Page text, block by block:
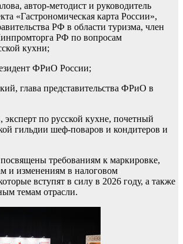
автор-методист и руководитель
«Гастрономическая карта России»,
РФ в области туризма, член
РФ по вопросам
кухни;
ФРиО России;
глава представительства ФРиО в
по русской кухне, почетный
гильдии шеф-поваров и кондитеров и
требованиям к маркировке,
и изменениям в налоговом
вступят в силу в 2026 году, а также
темам отрасли.